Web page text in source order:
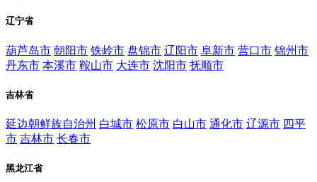
辽宁省
葫芦岛市 朝阳市 铁岭市 盘锦市 辽阳市 阜新市 营口市 锦州市
丹东市 本溪市 鞍山市 大连市 沈阳市 抚顺市
吉林省
延边朝鲜族自治州 白城市 松原市 白山市 通化市 辽源市 四平
市 吉林市 长春市
黑龙江省